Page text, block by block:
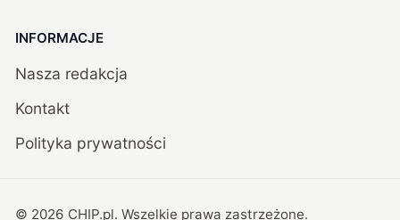
INFORMACJE
Nasza redakcja
Kontakt
Polityka prywatności
© 2026 CHIP.pl. Wszelkie prawa zastrzeżone.